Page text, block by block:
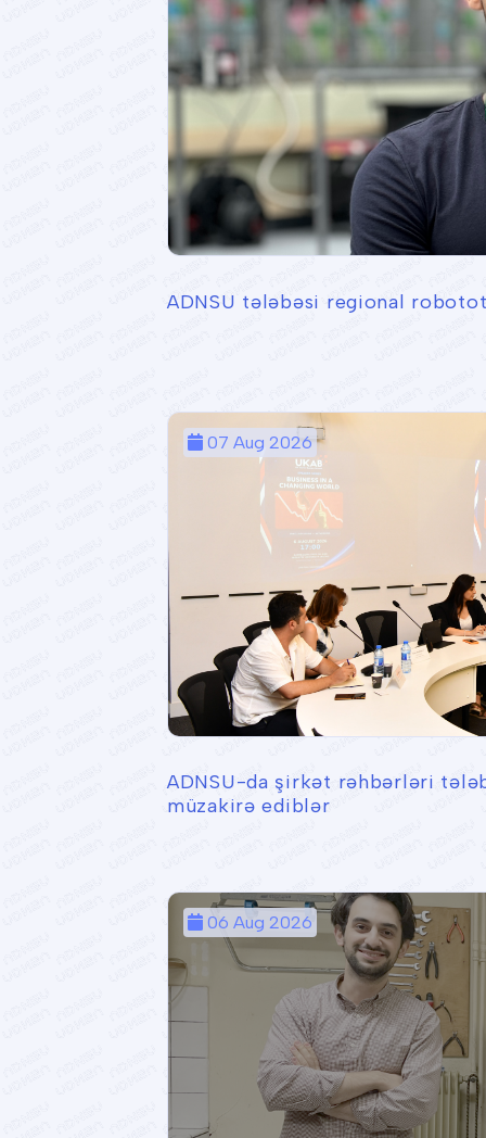
ADNSU tələbəsi regional
07 Aug 2026
ADNSU-da şirkət rəhbərləri
müzakirə ediblər
06 Aug 2026